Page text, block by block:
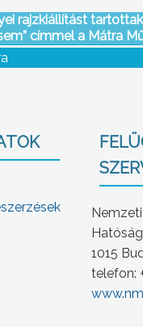
rajzkiállítást
címmel a Mátra
Központban
Hatóság
1015
telefon: